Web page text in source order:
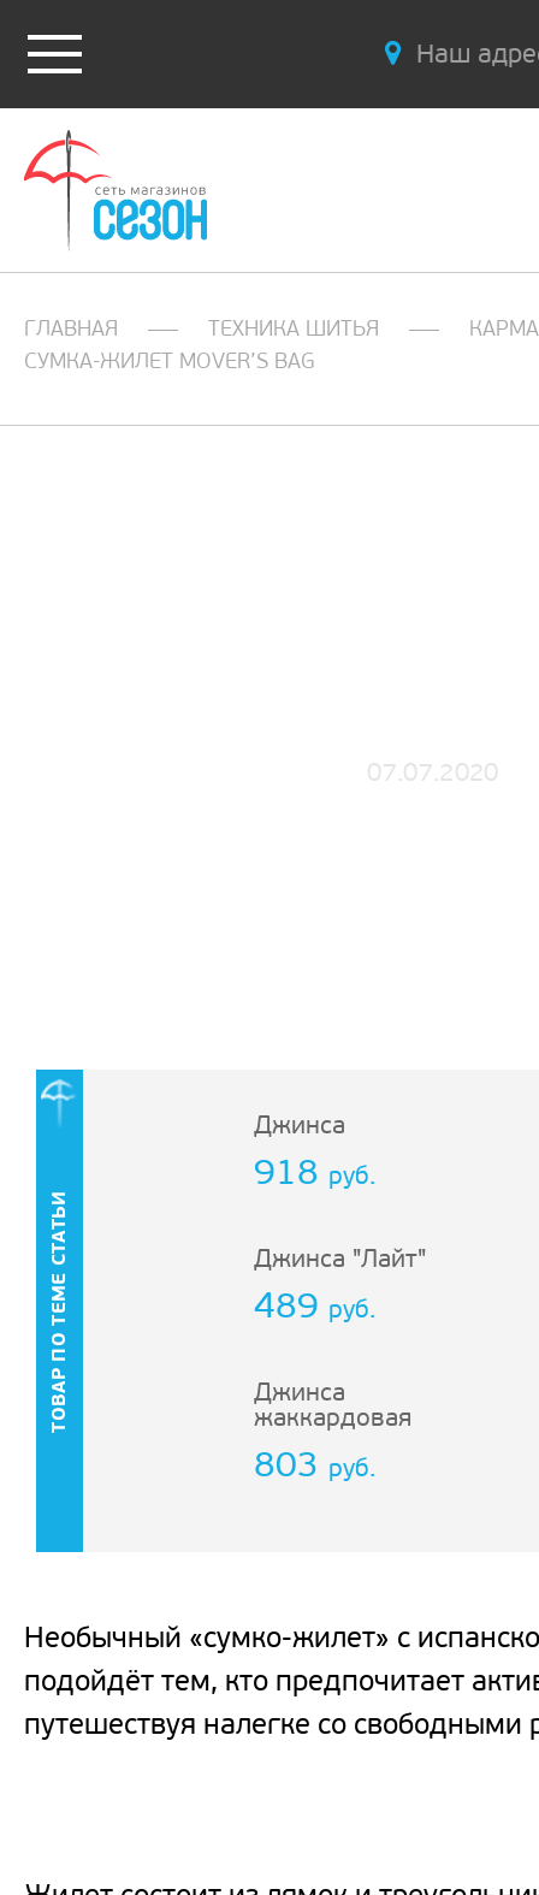
Наш
ГЛАВНАЯ ТЕХНИКА ШИТЬЯ
СУМКА-ЖИЛЕТ MOVER’S BAG
07.07.2020
ТОВАР ПО ТЕМЕ СТАТЬИ
Джинса
918 руб.
Джинса "Лайт"
489 руб.
Джинса
жаккардовая
803 руб.
Необычный «сумко-жилет» с
подойдёт тем, кто предпочитает
путешествуя налегке со свободными